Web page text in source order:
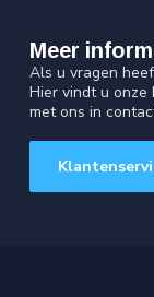
Meer
Als u vragen
Hier vindt u onze
met ons in